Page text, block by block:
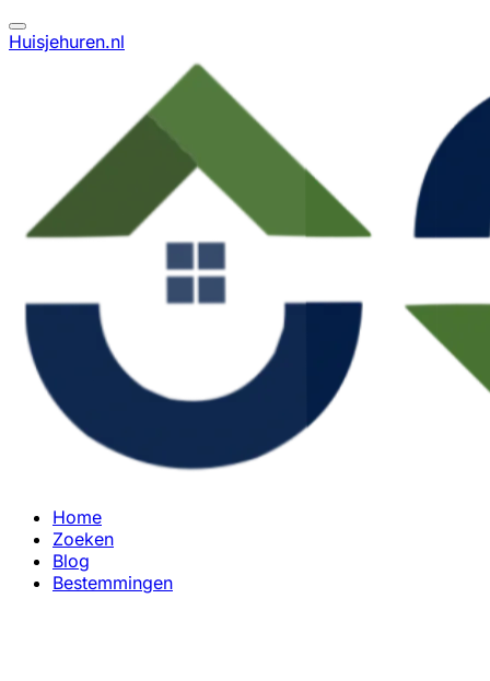
Huisjehuren.nl
Home
Zoeken
Blog
Bestemmingen